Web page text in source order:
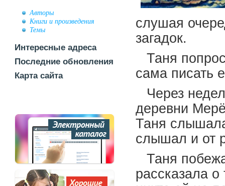
Авторы
Книги и произведения
Темы
Интересные адреса
Последние обновления
Карта сайта
слушая
загадок.
Таня
сама писать
Через
деревни
Таня
слышал и от
Таня
рассказала